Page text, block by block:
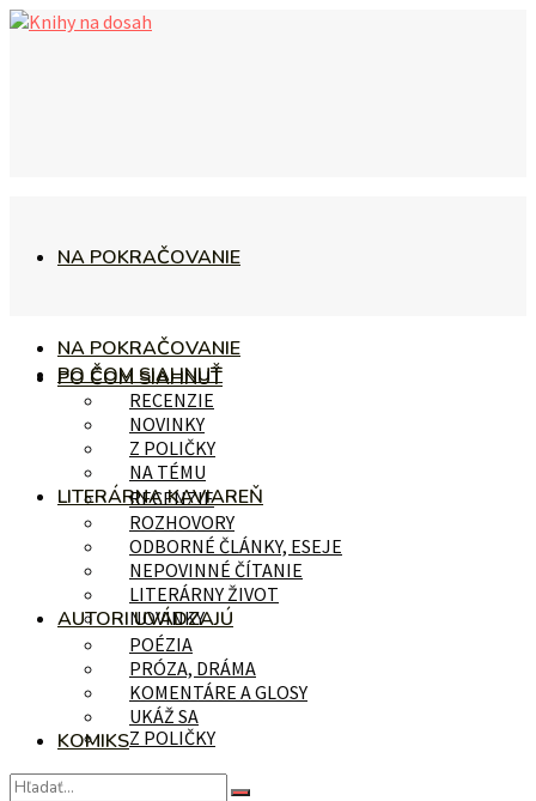
NA POKRAČOVANIE
PO ČOM SIAHNUŤ
RECENZIE
NOVINKY
Z POLIČKY
NA POKRAČOVANIE
PO ČOM SIAHNUŤ
RECENZIE
NOVINKY
Z POLIČKY
NA TÉMU
LITERÁRNA KAVIAREŇ
ROZHOVORY
ODBORNÉ ČLÁNKY, ESEJE
NEPOVINNÉ ČÍTANIE
LITERÁRNY ŽIVOT
AUTORI UVÁDZAJÚ
POÉZIA
PRÓZA, DRÁMA
KOMENTÁRE A GLOSY
UKÁŽ SA
KOMIKS